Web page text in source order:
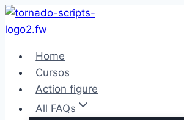
Pular
para
Conteúdo
Home
Cursos
Action figure
All FAQs